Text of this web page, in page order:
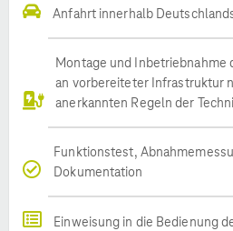
Anfahrt innerhalb
Montage und Inbetriebnahme
an vorbereiteter Infrastruktur
anerkannten Regeln der
Funktionstest,
Dokumentation
Einweisung in die Bedienung